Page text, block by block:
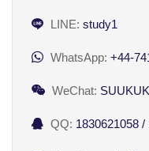
LINE: study1
WhatsApp: +44-
WeChat:
QQ: 1830621058